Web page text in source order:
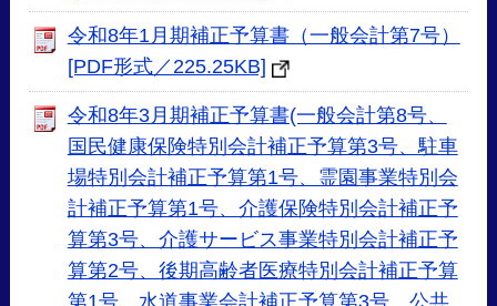
令和8年1月期補正予算書（一般会計第7号）
[PDF形式／225.25KB]
令和8年3月期補正予算書(一般会計第8号、
国民健康保険特別会計補正予算第3号、駐車
場特別会計補正予算第1号、霊園事業特別会
計補正予算第1号、介護保険特別会計補正予
算第3号、介護サービス事業特別会計補正予
算第2号、後期高齢者医療特別会計補正予算
第1号、水道事業会計補正予算第3号、公共